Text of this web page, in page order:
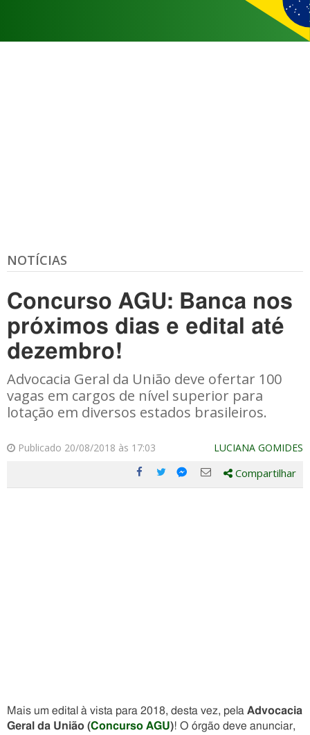
NOTÍCIAS
Concurso AGU: Banca nos
próximos dias e edital até
dezembro!
Advocacia Geral da União deve ofertar 100
vagas em cargos de nível superior para
lotação em diversos estados brasileiros.
Publicado 20/08/2018 às 17:03 LUCIANA GOMIDES
Compartilhe
Compartilhe
Compartilhe
Compartilhe
Compartilhar
Mais um edital à vista para 2018, desta vez, pela Advocacia
Geral da União (Concurso AGU)! O órgão deve anunciar,